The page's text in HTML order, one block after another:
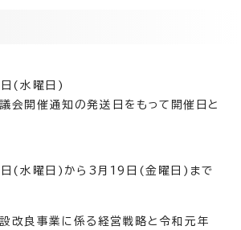
(水曜日)
会開催通知の発送日をもって開催日と
(水曜日)から3月19日(金曜日)まで
改良事業に係る経営戦略と令和元年